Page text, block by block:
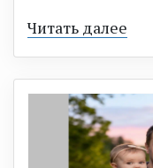
Читать далее